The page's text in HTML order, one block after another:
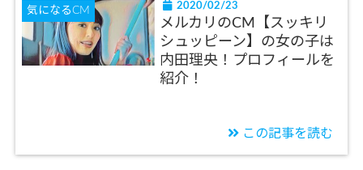
気になるCM 2020/02/23
メルカリのCM【スッキリ
シュッピーン】の女の子は
内田理央！プロフィールを
紹介！
この記事を読む